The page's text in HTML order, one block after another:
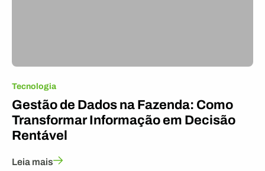
Tecnologia
Gestão de Dados na Fazenda: Como
Transformar Informação em Decisão
Rentável
Leia mais